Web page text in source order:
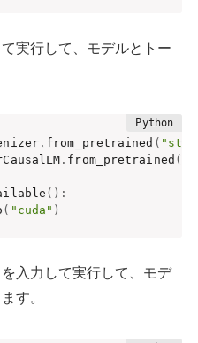
実行して、モデルとトー
. from_pretrained (
. from_pretrained (
( ) :
( "cuda" )
入力して実行して、モデ
す。